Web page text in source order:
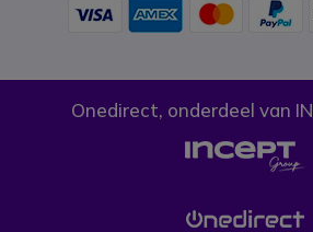
Onedirect, onderdeel van